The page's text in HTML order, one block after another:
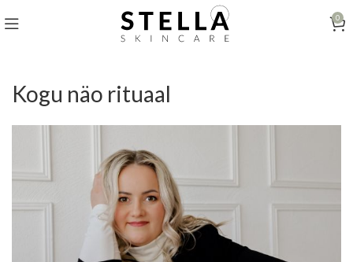
0
Kogu näo rituaal